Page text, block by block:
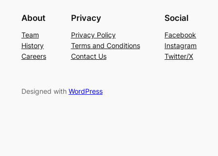
About
Team
History
Careers
Privacy
Privacy Policy
Terms and Conditions
Contact Us
Social
Facebook
Instagram
Twitter/X
Designed with WordPress